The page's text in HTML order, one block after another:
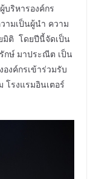
ริหารองค์กร
ามเป็นผู้นำ ความ
มิติ โดยปีนี้จัดเป็น
กษ์ มาประณีต เป็น
งค์กรเข้าร่วมรับ
โรงแรมอินเตอร์